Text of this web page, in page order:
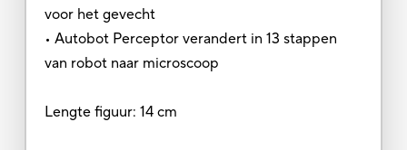
voor het gevecht
• Autobot Perceptor verandert in 13 stappen
van robot naar microscoop
Lengte figuur: 14 cm